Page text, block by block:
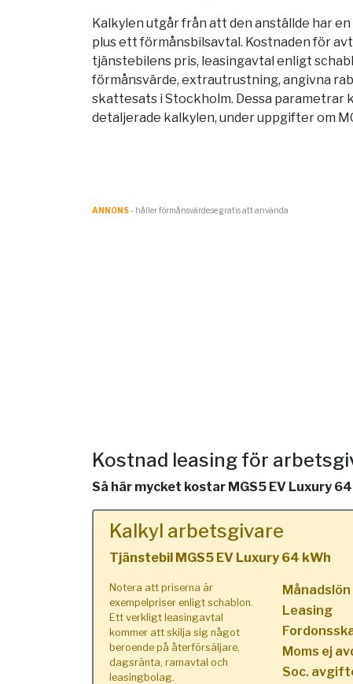
Kalkylen utgår från att den anställde har
plus ett förmånsbilsavtal. Kostnaden för
tjänstebilens pris, leasingavtal enligt
förmånsvärde, extrautrustning, angivna
skattesats i Stockholm. Dessa parametrar
detaljerade kalkylen, under uppgifter om
ANNONS- håller förmånsvärde.se gratis att använda
Kostnad leasing för
Så här mycket kostar MGS5 EV Luxury
Kalkyl arbetsgivare
Tjänstebil MGS5 EV Luxury 64 kWh
Notera att priserna är
exempelpriser enligt schablon.
Ett verkligt leasingavtal
kommer att skilja sig något
beroende på återförsäljare,
dagsränta, ramavtal och
leasingbolag.
Månadslön
Leasing
Moms ej
Soc.